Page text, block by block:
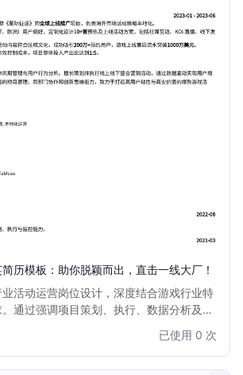
历模板：助你脱颖而出，直击一线大厂！
活动运营岗位设计，深度结合游戏行业特
通过强调项目策划、执行、数据分析及用
还是社区运营维护，都能精准匹配岗位需
多候选人中脱颖而出，轻松获得心仪的面
已使用 0 次